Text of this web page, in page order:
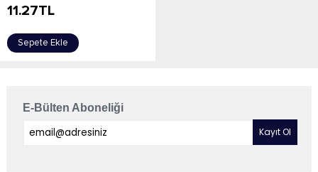
11.27TL
Sepete Ekle
E-Bülten Aboneliği